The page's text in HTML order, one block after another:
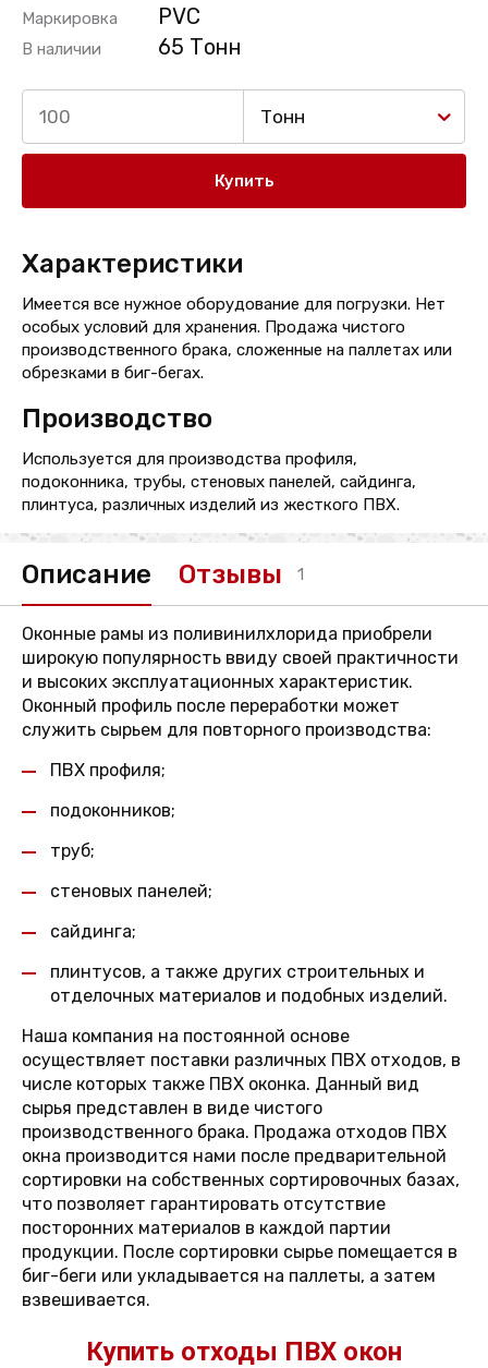
Маркировка PVC
В наличии 65 Тонн
Тонн
Купить
Характеристики
Имеется все нужное оборудование для погрузки. Нет
особых условий для хранения. Продажа чистого
производственного брака, сложенные на паллетах или
обрезками в биг-бегах.
Производство
Используется для производства профиля,
подоконника, трубы, стеновых панелей, сайдинга,
плинтуса, различных изделий из жесткого ПВХ.
Описание Отзывы 1
Оконные рамы из поливинилхлорида приобрели
широкую популярность ввиду своей практичности
и высоких эксплуатационных характеристик.
Оконный профиль после переработки может
служить сырьем для повторного производства:
ПВХ профиля;
подоконников;
труб;
стеновых панелей;
сайдинга;
плинтусов, а также других строительных и
отделочных материалов и подобных изделий.
Наша компания на постоянной основе
осуществляет поставки различных ПВХ отходов, в
числе которых также ПВХ оконка. Данный вид
сырья представлен в виде чистого
производственного брака. Продажа отходов ПВХ
окна производится нами после предварительной
сортировки на собственных сортировочных базах,
что позволяет гарантировать отсутствие
посторонних материалов в каждой партии
продукции. После сортировки сырье помещается в
биг-беги или укладывается на паллеты, а затем
взвешивается.
Купить отходы ПВХ окон